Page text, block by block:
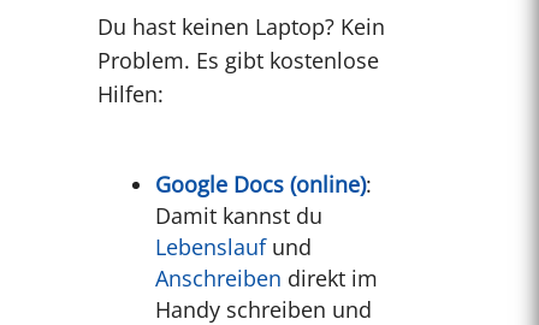
Du hast keinen Laptop? Kein
Problem. Es gibt kostenlose
Hilfen:
Google Docs (online):
Damit kannst du
Lebenslaufund
Anschreiben direkt im
Handy schreiben und